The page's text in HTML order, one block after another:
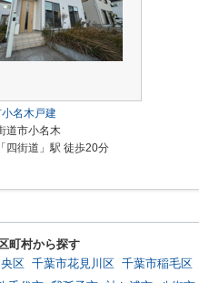
小名木戸建
道市小名木
四街道」駅 徒歩20分
町村から探す
区 千葉市花見川区 千葉市稲毛区